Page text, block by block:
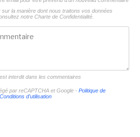
sur la manière dont nous traitons vos données
notre Charte de Confidentialité.
interdit dans les commentaires
par reCAPTCHA et Google - Politique de
Conditions d'utilisation